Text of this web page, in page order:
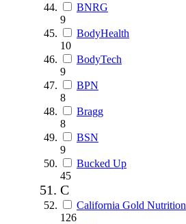
BNRG
9
BodyHealth
10
BodyTech
9
BPN
8
Bragg
8
BSN
9
Bucked Up
45
C
California Gold Nutrition
126